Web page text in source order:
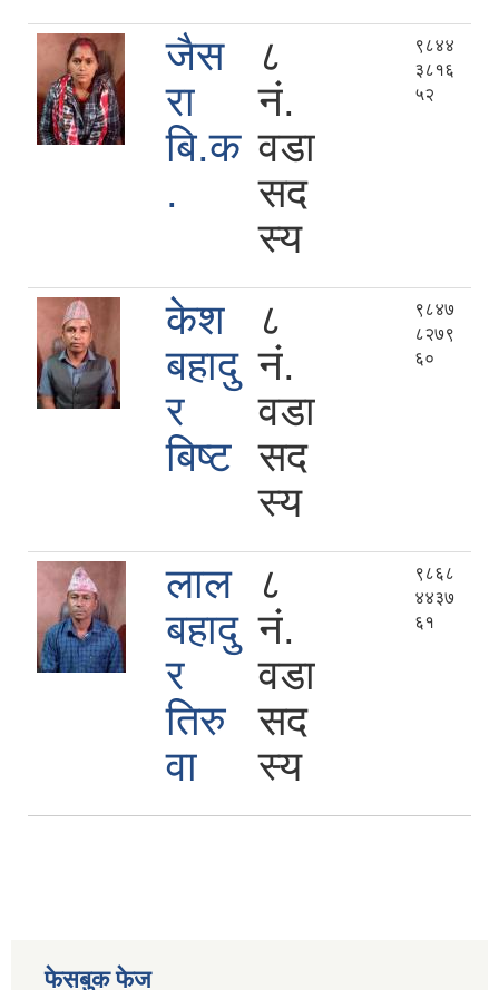
जैस
रा
बि.क
.
८
नं.
वडा
सद
स्य
९८४४
३८१६
५२
केश
बहादु
र
बिष्ट
८
नं.
वडा
सद
स्य
९८४७
८२७९
६०
लाल
बहादु
र
तिरु
वा
८
नं.
वडा
सद
स्य
९८६८
४४३७
६१
फेसबुक फेज